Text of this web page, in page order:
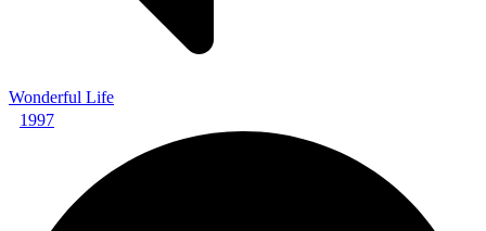
Wonderful Life
1997